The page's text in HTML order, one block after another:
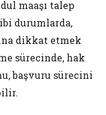
maaşı talep
durumlarda,
dikkat etmek
sürecinde, hak
başvuru sürecini